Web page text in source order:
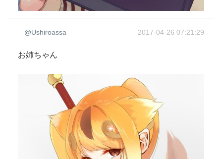
@Ushiroassa 2017-04-26 07:21:29
お姉ちゃん